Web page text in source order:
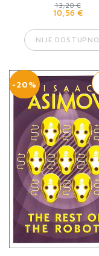
13,20 €
10,56 €
NIJE DOSTUPNO
-20%